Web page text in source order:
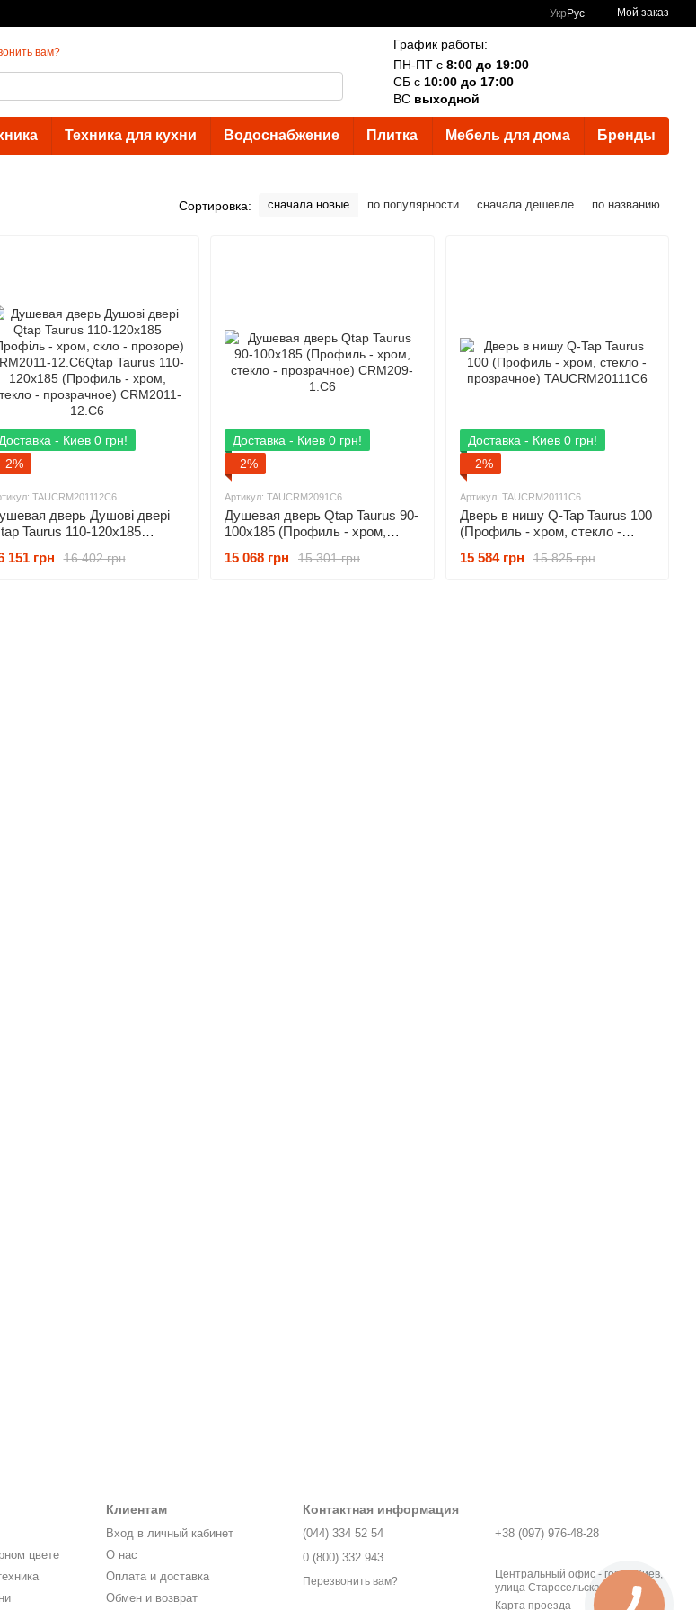
Укр Рус Мой заказ
вам?
График работы:
ПН-ПТ с 8:00 до 19:00
СБ с 10:00 до 17:00
ВС выходной
Техника для кухни Водоснабжение Плитка Мебель для дома Бренды
Сортировка: сначала новые по популярности сначала дешевле по названию
Доставка - Киев 0 грн!
TAUCRM201112C6
дверь Душові двері
Taurus 110-120x185
CRM2011-12.C6Qtap
16 402 грн
151 грн
Доставка - Киев 0 грн!
−2%
Артикул: TAUCRM2091C6
Душевая дверь Qtap Taurus 90-
100x185 (Профиль - хром,
1.C6
15 301 грн
15 068 грн
Доставка - Киев 0 грн!
−2%
Артикул: TAUCRM20111C6
Дверь в нишу Q-Tap Taurus 100
(Профиль - хром, стекло -
15 825 грн
15 584 грн
цвете
Клиентам
Вход в личный кабинет
О нас
Оплата и доставка
Обмен и возврат
Контактная информация
(044) 334 52 54
0 (800) 332 943
Перезвонить вам?
+38 (097) 976-48-28
Центральный офис - город Киев,
улица Старосельская, 1У
Карта проезда